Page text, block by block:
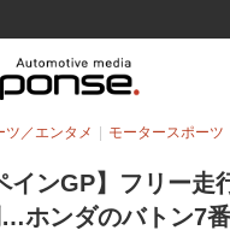
インGP】フリー走
ホンダのバトン7
ツ／エンタメ モータースポーツ